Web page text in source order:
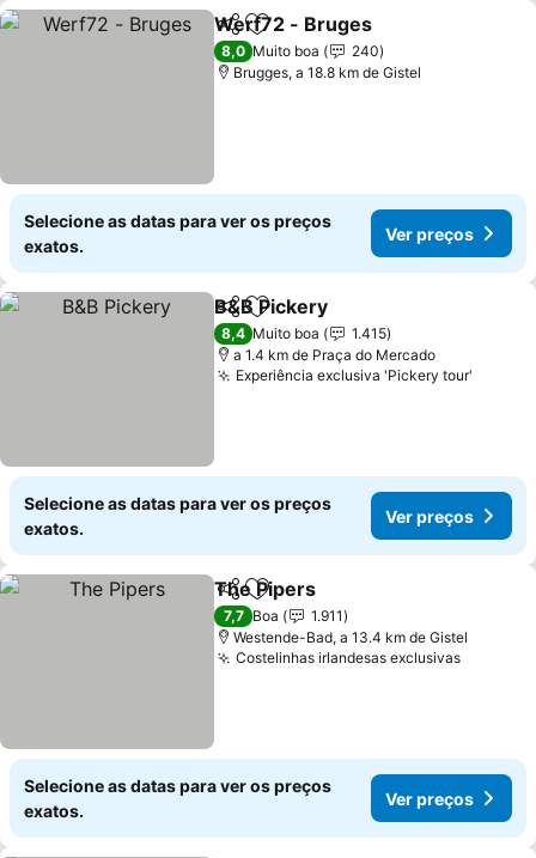
PartilharAdicionar aos favoritos
Werf72 - Bruges
8,0 Muito boa
240
Brugges, a 18.8 km de Gistel
Selecione as datas para ver os preços
exatos.
Ver preços
PartilharAdicionar aos favoritos
B&B Pickery
8,4 Muito boa
1.415
a 1.4 km de Praça do Mercado
Experiência exclusiva 'Pickery tour'
Selecione as datas para ver os preços
exatos.
Ver preços
PartilharAdicionar aos favoritos
The Pipers
7,7 Boa
1.911
Westende-Bad, a 13.4 km de Gistel
Costelinhas irlandesas exclusivasVer
Selecione as datas para ver os preços
exatos.
Ver preços